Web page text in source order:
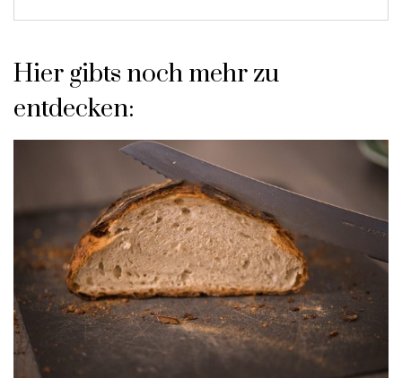
Hier gibts noch mehr zu
entdecken: